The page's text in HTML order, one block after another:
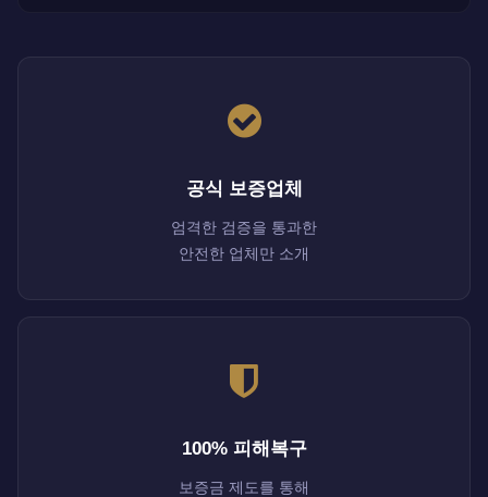
공식 보증업체
엄격한 검증을 통과한
안전한 업체만 소개
100% 피해복구
보증금 제도를 통해